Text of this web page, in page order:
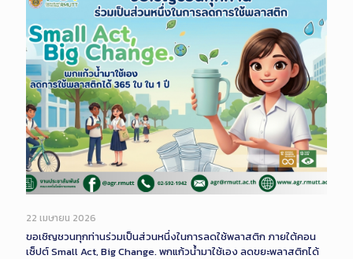
22 เมษายน 2026
ขอเชิญชวนทุกท่านร่วมเป็นส่วนหนึ่งในการลดใช้พลาสติก ภายใต้คอน
เซ็ปต์ Small Act, Big Change. พกแก้วน้ำมาใช้เอง ลดขยะพลาสติกได้